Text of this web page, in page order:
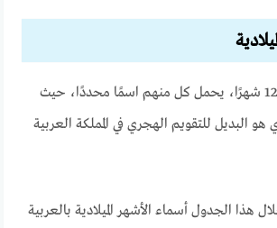
تضم السنة الميلادية 12 شهرًا، يحمل كل منهم اسمًا محددًا، حيث
هو البديل للتقويم الهجري في المملكة العربية
الجدول أسماء الأشهر الميلادية بالعربية